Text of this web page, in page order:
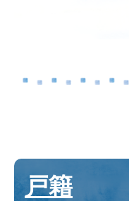
戸籍